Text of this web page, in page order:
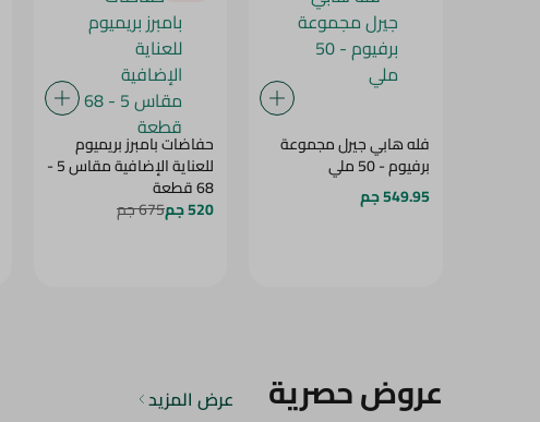
فله هابي جيرل مجموعة
برفيوم - 50 ملي
549.95 جم
حفاضات بامبرز بريميوم
للعناية الإضافية مقاس 5 -
68 قطعة
520 جم 675 جم
عروض حصرية عرض المزيد